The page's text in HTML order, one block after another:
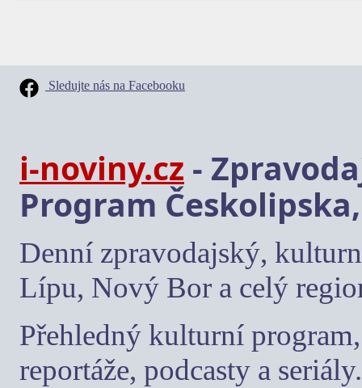
Sledujte nás na Facebooku
i-noviny.cz -
Program
Denní zpravodajský,
Lípu, Nový Bor a celý
Přehledný kulturní
reportáže, podcasty a seriály.